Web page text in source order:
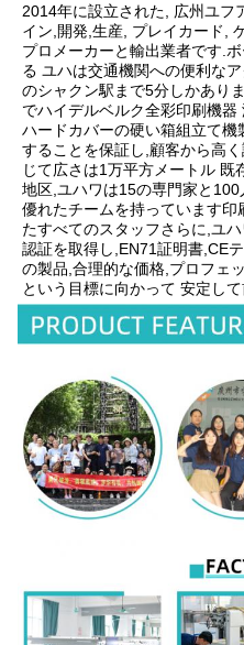
2014年に設立された, 広州ユフ
イン,開発,生産, プレイカード,
プロメーカーと輸出業者です.
る ユハは交通機関への便利な
のシャクン駅まで5分しかあり
でハイデルベルク全彩印刷機
ハードカバーの硬い箱組立て
することを保証し,顧客から高
じて広さは1万平方メートル
地区,ユハワは15の専門家と
優れたチームを持っています
たすべてのスタッフさらに,ユ
認証を取得し,EN71証明書,CE
の製品,合理的な価格,プロフェ
という目標に向かって 安定し